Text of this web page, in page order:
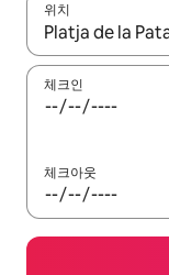
위치
결과가 나오면 위
체크인
체크아웃